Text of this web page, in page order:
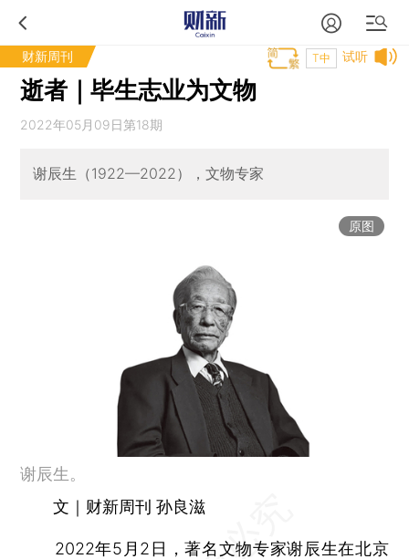
财新周刊 试听
T中
逝者｜毕生志业为文物
2022年05月09日第18期
谢辰生（1922—2022），文物专家
原图
谢辰生。
文｜财新周刊 孙良滋
2022年5月2日，著名文物专家谢辰生在北京